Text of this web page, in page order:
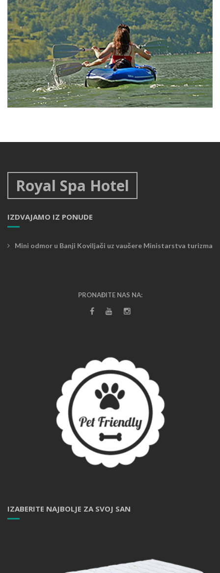
Reka Drina
Drina
,
kajak
Royal Spa Hotel
IZDVAJAMO IZ PONUDE
Mini odmor u Banji Koviljači uz vaučere Ministarstva turizma
PRONAĐITE NAS NA:
IZABERITE NAJBOLJE ZA SVOJ SAN